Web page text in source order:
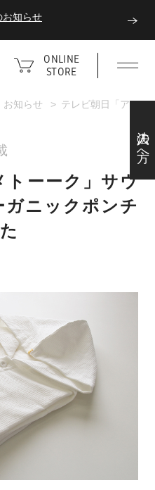
お知らせ
ィブに楽しむ夏タオル
ONLINE
STORE
法人の方へ
お知らせ テレビ朝日「アメト
トーーク」サウ
ニックポンチ